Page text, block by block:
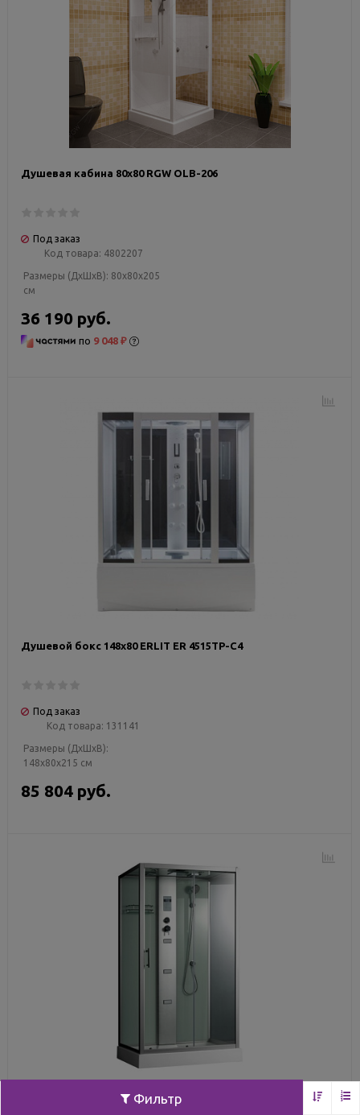
Фильтр
Душевая кабина 80х80 RGW OLB-206
Под заказ
Код товара: 4802207
Размеры (ДxШxВ): 80x80x205
см
36 190 руб.
по 9 048 ₽
Душевой бокс 148х80 ERLIT ER 4515TP-C4
Под заказ
Код товара: 131141
Размеры (ДxШxВ):
148x80x215 см
85 804 руб.
Душевая кабина Frank F-705 пристенная 120*80